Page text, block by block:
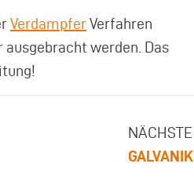
VerdampferVerfahren
werden. Das
NÄCHSTE
GALVANIK